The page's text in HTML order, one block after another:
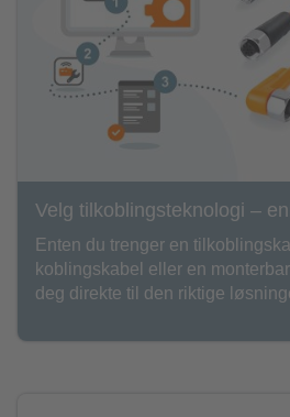
Velg tilkoblingsteknologi –
Enten du trenger en
koblingskabel eller en
deg direkte til den riktige